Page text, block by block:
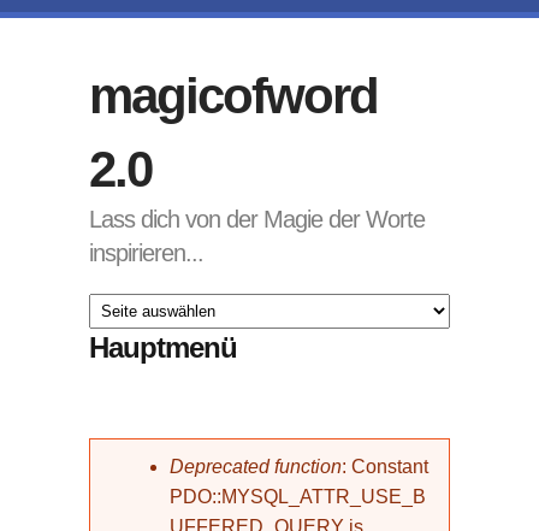
magicofword
2.0
Lass dich von der Magie der Worte
inspirieren...
Hauptmenü
Fehlermeldung
Deprecated function: Constant
PDO::MYSQL_ATTR_USE_B
UFFERED_QUERY is